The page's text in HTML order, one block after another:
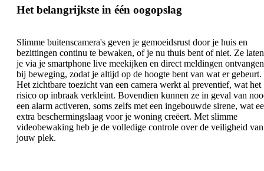
Het belangrijkste in één oogopslag
Slimme buitenscamera's geven je gemoeidsrust door je huis en
bezittingen continu te bewaken, of je nu thuis bent of niet. Ze laten
je via je smartphone live meekijken en direct meldingen ontvangen
bij beweging, zodat je altijd op de hoogte bent van wat er gebeurt.
Het zichtbare toezicht van een camera werkt al preventief, wat het
risico op inbraak verkleint. Bovendien kunnen ze in geval van
een alarm activeren, soms zelfs met een ingebouwde sirene, wat
extra beschermingslaag voor je woning creëert. Met slimme
videobewaking heb je de volledige controle over de veiligheid van
jouw plek.